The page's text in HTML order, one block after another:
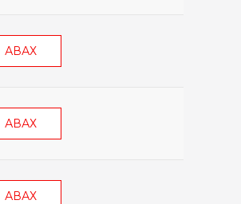
АВАХ
АВАХ
АВАХ